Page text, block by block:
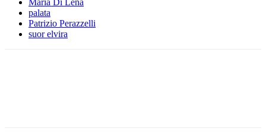
Maria Di Lena
palata
Patrizio Perazzelli
suor elvira